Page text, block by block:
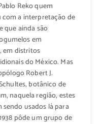
Reko quem
a interpretação de
que ainda são
em
em distritos
do México. Mas
Robert J.
botânico de
naquela região, estes
usados lá para
pôde um grupo de